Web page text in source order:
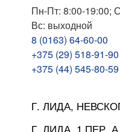
Пн-Пт: 8:00-19:00;
Вс: выходной
8 (0163) 64-60-00
+375 (29) 518-91-
+375 (44) 545-80-
Г. ЛИДА,
Г. ЛИДА, 1 ПЕР.